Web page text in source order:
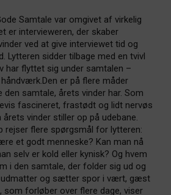
Samtale var omgivet af virkelig
er intervieweren, der skaber
ved at give interviewet tid og
Lytteren sidder tilbage med en tvivl
har flyttet sig under samtalen –
er på flere måder
samtale, årets vinder har. Som
fascineret, frastødt og lidt nervøs
vinder stiller op på udebane.
rejser flere spørgsmål for lytteren:
et godt menneske? Kan man nå
selv er kold eller kynisk? Og hvem
i den samtale, der folder sig ud og
udmatter og sætter spor i vært, gæst
som forløber over flere dage, viser